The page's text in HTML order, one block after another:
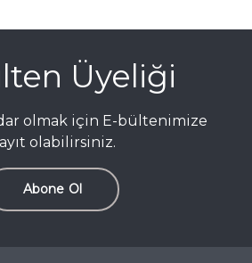
Üyeliği
olmak için E-bültenimize
olabilirsiniz.
Abone Ol